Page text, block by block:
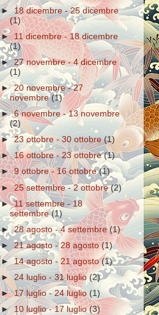
►18 dicembre - 25 dicembre
(1)
►11 dicembre - 18 dicembre
(1)
►27 novembre - 4 dicembre
(1)
►20 novembre - 27
novembre(1)
►6 novembre - 13 novembre
(2)
►23 ottobre - 30 ottobre(1)
►16 ottobre - 23 ottobre(1)
►9 ottobre - 16 ottobre(1)
►25 settembre - 2 ottobre(2)
►11 settembre - 18
settembre(1)
►28 agosto - 4 settembre(1)
►21 agosto - 28 agosto(1)
►14 agosto - 21 agosto(1)
►24 luglio - 31 luglio(2)
►17 luglio - 24 luglio(1)
►10 luglio - 17 luglio(3)